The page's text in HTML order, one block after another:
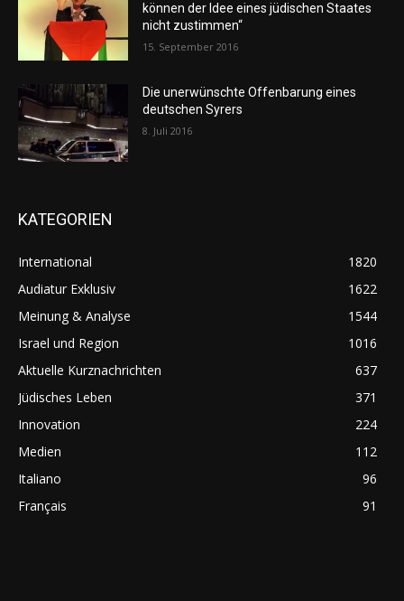
können der Idee eines jüdischen Staates
nicht zustimmen“
15. September 2016
Die unerwünschte Offenbarung eines
deutschen Syrers
8. Juli 2016
KATEGORIEN
International
1820
Audiatur Exklusiv
1622
Meinung & Analyse
1544
Israel und Region
1016
Aktuelle Kurznachrichten
637
Jüdisches Leben
371
Innovation
224
Medien
112
Italiano
96
Français
91